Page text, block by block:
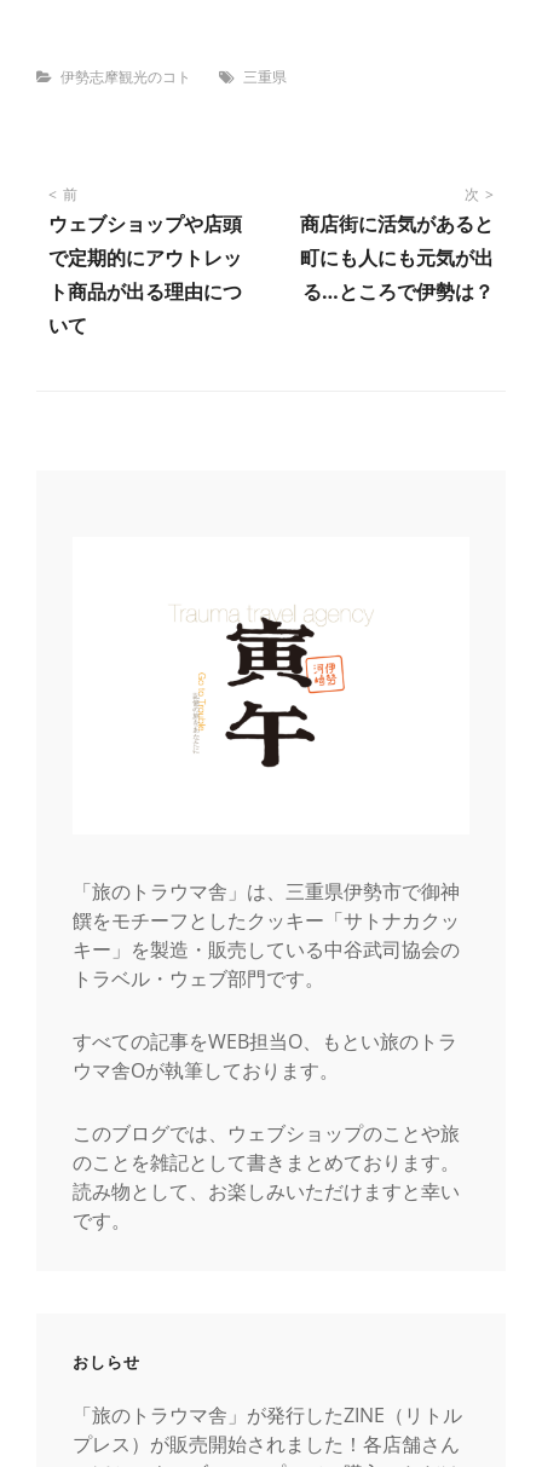
Categories
伊勢志摩観光のコト Tags
三重県
投
稿
ナ
前
ウェブショップや店頭
で定期的にアウトレッ
ト商品が出る理由につ
いて
次
商店街に活気があると
町にも人にも元気が出
る…ところで伊勢は？
「旅のトラウマ舎」は、三重県伊勢市で御神
饌をモチーフとしたクッキー「サトナカクッ
キー」を製造・販売している中谷武司協会の
トラベル・ウェブ部門です。
すべての記事をWEB担当O、もとい旅のトラ
ウマ舎Oが執筆しております。
このブログでは、ウェブショップのことや旅
のことを雑記として書きまとめております。
読み物として、お楽しみいただけますと幸い
です。
おしらせ
「旅のトラウマ舎」が発行したZINE（リトル
プレス）が販売開始されました！各店舗さん